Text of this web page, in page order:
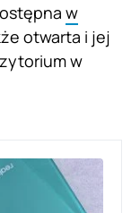
w
otwarta i jej
w